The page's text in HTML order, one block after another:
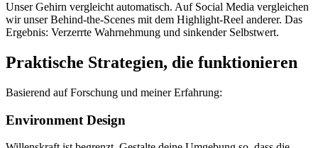
Unser Gehirn vergleicht automatisch. Auf Social Media vergleichen
wir unser Behind-the-Scenes mit dem Highlight-Reel anderer. Das
Ergebnis: Verzerrte Wahrnehmung und sinkender Selbstwert.
Praktische Strategien, die funktionieren
Basierend auf Forschung und meiner Erfahrung:
Environment Design